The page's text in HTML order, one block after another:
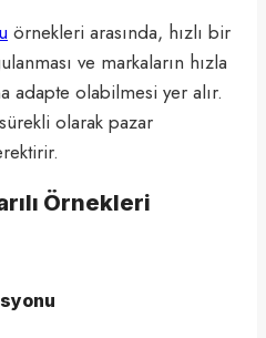
örnekleri arasında, hızlı bir
ve markaların hızla
adapte olabilmesi yer alır.
olarak pazar
Örnekleri